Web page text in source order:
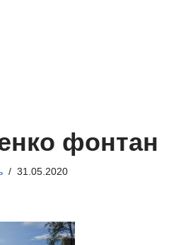
фонтан
31.05.2020